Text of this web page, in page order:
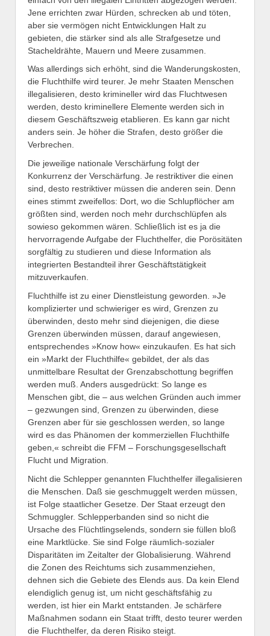
Jene errichten zwar Hürden, schrecken ab und töten,
aber sie vermögen nicht Entwicklungen Halt zu
gebieten, die stärker sind als alle Strafgesetze und
Stacheldrähte, Mauern und Meere zusammen.
Was allerdings sich erhöht, sind die Wanderungskosten,
die Fluchthilfe wird teurer. Je mehr Staaten Menschen
illegalisieren, desto krimineller wird das Fluchtwesen
werden, desto kriminellere Elemente werden sich in
diesem Geschäftszweig etablieren. Es kann gar nicht
anders sein. Je höher die Strafen, desto größer die
Verbrechen.
Die jeweilige nationale Verschärfung folgt der
Konkurrenz der Verschärfung. Je restriktiver die einen
sind, desto restriktiver müssen die anderen sein. Denn
eines stimmt zweifellos: Dort, wo die Schlupflöcher am
größten sind, werden noch mehr durchschlüpfen als
sowieso gekommen wären. Schließlich ist es ja die
hervorragende Aufgabe der Fluchthelfer, die Porösitäten
sorgfältig zu studieren und diese Information als
integrierten Bestandteil ihrer Geschäftstätigkeit
mitzuverkaufen.
Fluchthilfe ist zu einer Dienstleistung geworden. »Je
komplizierter und schwieriger es wird, Grenzen zu
überwinden, desto mehr sind diejenigen, die diese
Grenzen überwinden müssen, darauf angewiesen,
entsprechendes »Know how« einzukaufen. Es hat sich
ein »Markt der Fluchthilfe« gebildet, der als das
unmittelbare Resultat der Grenzabschottung begriffen
werden muß. Anders ausgedrückt: So lange es
Menschen gibt, die – aus welchen Gründen auch immer
– gezwungen sind, Grenzen zu überwinden, diese
Grenzen aber für sie geschlossen werden, so lange
wird es das Phänomen der kommerziellen Fluchthilfe
geben,« schreibt die FFM – Forschungsgesellschaft
Flucht und Migration.
Nicht die Schlepper genannten Fluchthelfer illegalisieren
die Menschen. Daß sie geschmuggelt werden müssen,
ist Folge staatlicher Gesetze. Der Staat erzeugt den
Schmuggler. Schlepperbanden sind so nicht die
Ursache des Flüchtlingselends, sondern sie füllen bloß
eine Marktlücke. Sie sind Folge räumlich-sozialer
Disparitäten im Zeitalter der Globalisierung. Während
die Zonen des Reichtums sich zusammenziehen,
dehnen sich die Gebiete des Elends aus. Da kein Elend
elendiglich genug ist, um nicht geschäftsfähig zu
werden, ist hier ein Markt entstanden. Je schärfere
Maßnahmen sodann ein Staat trifft, desto teurer werden
die Fluchthelfer, da deren Risiko steigt.